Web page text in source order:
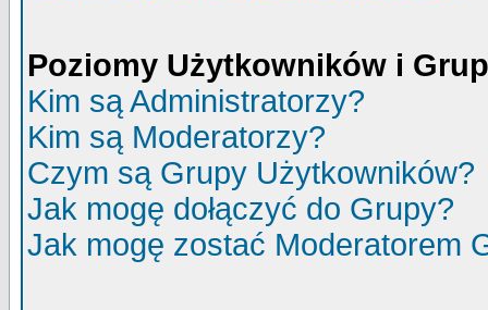
Poziomy Użytkowników i
Kim są Administratorzy?
Kim są Moderatorzy?
Czym są Grupy Użytkowników?
Jak mogę dołączyć do Grupy?
Jak mogę zostać Moderatorem